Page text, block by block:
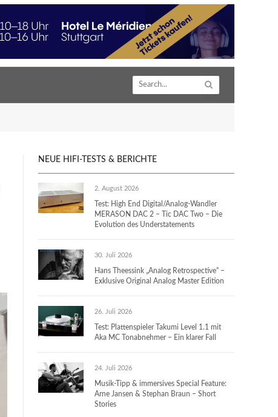
NEUE HIFI-TESTS & BERICHTE
2. August 2026
Test: High End Digital/Analog-Wandler
MERASON DAC 2 – Tic DAC Two – Die
Evolution des Understatements
30. Juli 2026
Hans Theessink „Analog Retrospective“ –
Exklusive Original Analog Master Edition
26. Juli 2026
Test: Plattenspieler Takumi Level 1.1 mit
Aka MC Tonabnehmer – Ein klarer Fall
24. Juli 2026
Musik-Tipp & immersives Special Feature:
Arne Jansen & Stephan Braun – Short
Stories